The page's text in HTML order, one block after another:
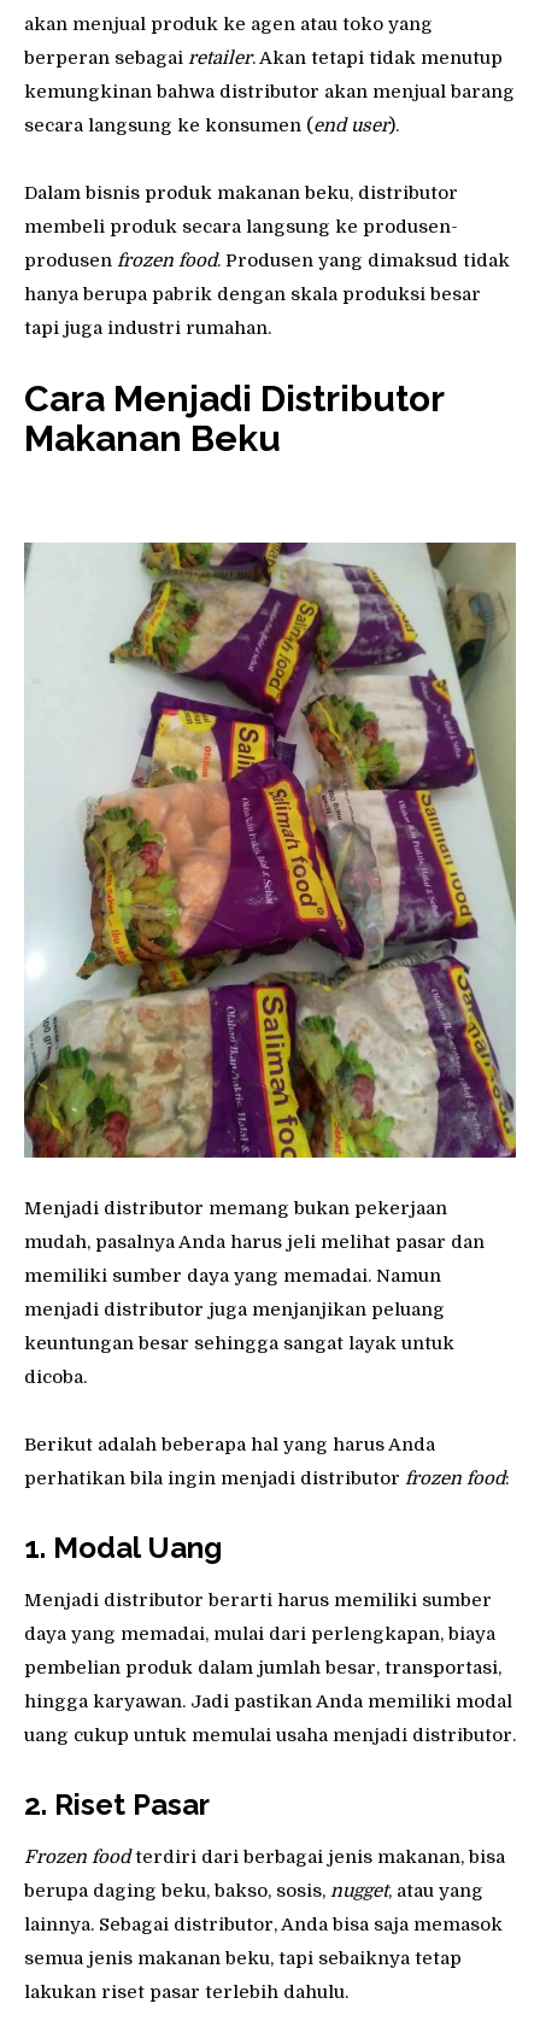
akan menjual produk ke agen atau toko yang
berperan sebagai retailer. Akan tetapi tidak menutup
kemungkinan bahwa distributor akan menjual barang
secara langsung ke konsumen (end user).
Dalam bisnis produk makanan beku, distributor
membeli produk secara langsung ke produsen-
produsen frozen food. Produsen yang dimaksud tidak
hanya berupa pabrik dengan skala produksi besar
tapi juga industri rumahan.
Cara Menjadi Distributor
Makanan Beku
Menjadi distributor memang bukan pekerjaan
mudah, pasalnya Anda harus jeli melihat pasar dan
memiliki sumber daya yang memadai. Namun
menjadi distributor juga menjanjikan peluang
keuntungan besar sehingga sangat layak untuk
dicoba.
Berikut adalah beberapa hal yang harus Anda
perhatikan bila ingin menjadi distributor frozen food:
1. Modal Uang
Menjadi distributor berarti harus memiliki sumber
daya yang memadai, mulai dari perlengkapan, biaya
pembelian produk dalam jumlah besar, transportasi,
hingga karyawan. Jadi pastikan Anda memiliki modal
uang cukup untuk memulai usaha menjadi distributor.
2. Riset Pasar
Frozen foodterdiri dari berbagai jenis makanan, bisa
berupa daging beku, bakso, sosis, nugget, atau yang
lainnya. Sebagai distributor, Anda bisa saja memasok
semua jenis makanan beku, tapi sebaiknya tetap
lakukan riset pasar terlebih dahulu.